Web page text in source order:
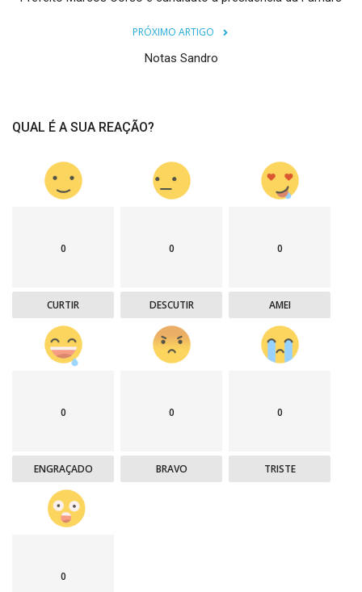
PRÓXIMO ARTIGO
Notas Sandro
QUAL É A SUA REAÇÃO?
0
CURTIR
0
DESCUTIR
0
AMEI
0
ENGRAÇADO
0
BRAVO
0
TRISTE
0